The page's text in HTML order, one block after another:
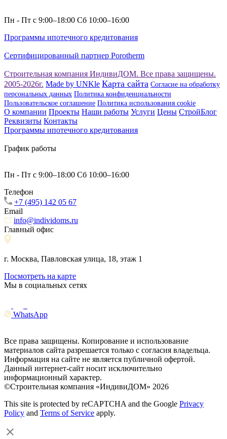
Пн - Пт с 9:00–18:00 Сб 10:00–16:00
Программы ипотечного кредитования
Сертифицированный партнер Porotherm
Строительная компания ИндивиДОМ. Все права защищены.
2005-2026г. Made by UNKle Карта сайта Согласие на обработку
персональных данных Политика конфиденциальности
Пользовательское соглашение Политика использования сookie
О компании Проекты Наши работы Услуги Цены СтройБлог
Реквизиты Контакты
Программы ипотечного кредитования
График работы
Пн - Пт с 9:00–18:00 Сб 10:00–16:00
Телефон
+7 (495) 142 05 67
Email
info@individoms.ru
Главный офис
г. Москва, Павловская улица, 18, этаж 1
Посмотреть на карте
Мы в социальных сетях
WhatsApp
Все права защищены. Копирование и использование
материалов сайта разрешается только с согласия владельца.
Информация на сайте не является публичной офертой.
Данный интернет-сайт носит исключительно
информационный характер.
©Строительная компания «ИндивиДОМ» 2026
This site is protected by reCAPTCHA and the Google Privacy
Policy and Terms of Service apply.